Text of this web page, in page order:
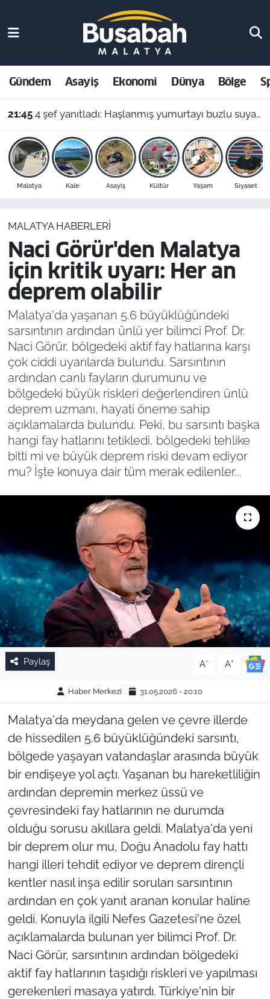
Gündem Asayiş Ekonomi Dünya Bölge
21:45 4 şef yanıtladı: Haşlanmış yumurtayı buzlu suya almak neden şart?
Malatya Kale Asayiş Kültür Yaşam Siyaset
MALATYA HABERLERI
Naci Görür'den Malatya
için kritik uyarı: Her an
deprem olabilir
Malatya'da yaşanan 5.6 büyüklüğündeki
sarsıntının ardından ünlü yer bilimci Prof. Dr.
Naci Görür, bölgedeki aktif fay hatlarına karşı
çok ciddi uyarılarda bulundu. Sarsıntının
ardından canlı fayların durumunu ve
bölgedeki büyük riskleri değerlendiren ünlü
deprem uzmanı, hayati öneme sahip
açıklamalarda bulundu. Peki, bu sarsıntı başka
hangi fay hatlarını tetikledi, bölgedeki tehlike
bitti mi ve büyük deprem riski devam ediyor
mu? İşte konuya dair tüm merak edilenler...
Paylaş A- A+
Haber Merkezi 31.05.2026 - 20:10
Malatya'da meydana gelen ve çevre illerde
de hissedilen 5.6 büyüklüğündeki sarsıntı,
bölgede yaşayan vatandaşlar arasında büyük
bir endişeye yol açtı. Yaşanan bu hareketliliğin
ardından depremin merkez üssü ve
çevresindeki fay hatlarının ne durumda
olduğu sorusu akıllara geldi. Malatya'da yeni
bir deprem olur mu, Doğu Anadolu fay hattı
hangi illeri tehdit ediyor ve deprem dirençli
kentler nasıl inşa edilir soruları sarsıntının
ardından en çok yanıt aranan konular haline
geldi. Konuyla ilgili Nefes Gazetesi'ne özel
açıklamalarda bulunan yer bilimci Prof. Dr.
Naci Görür, sarsıntının ardından bölgedeki
aktif fay hatlarının taşıdığı riskleri ve yapılması
gerekenleri masaya yatırdı. Türkiye'nin bir
Asayiş
Ekonomi
Dünya
Bölge
Resmi İlanlar
Malatya Nöbetçi Eczaneler
Malatya Hava Durumu
Malatya Namaz Vakitleri
Malatya Trafik Yoğunluk Haritası
Süper Lig Puan Durumu ve Fikstür
Son Dakika Haberleri
Haber Arşivi